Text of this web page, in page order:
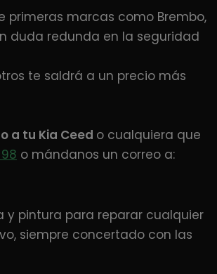
primeras marcas como Brembo,
duda redunda en la seguridad
te saldrá a un precio más
a tu Kia Ceed o cualquiera que
98 o mándanos un correo a:
y pintura para reparar cualquier
siempre concertado con las